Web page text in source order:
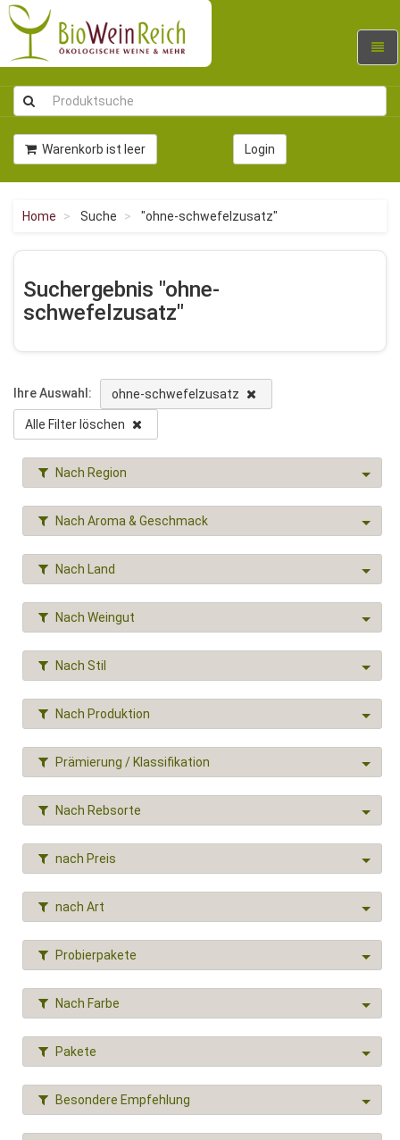
Warenkorb ist leer Login
Home Suche "ohne-schwefelzusatz"
Suchergebnis "ohne-
schwefelzusatz"
Ihre Auswahl: ohne-schwefelzusatz
Alle Filter löschen
Nach Region
Nach Aroma & Geschmack
Nach Land
Nach Weingut
Nach Stil
Nach Produktion
Prämierung / Klassifikation
Nach Rebsorte
nach Preis
nach Art
Probierpakete
Nach Farbe
Pakete
Besondere Empfehlung